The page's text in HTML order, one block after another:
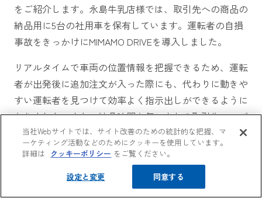
をご紹介します。永島牛乳店様では、取引先への商品の
納品用に5台の社用車を保有しています。運転者の自損
事故をきっかけにMIMAMO DRIVEを導入しました。
リアルタイムで車両の位置情報を把握できるため、運転
者が出発後に追加注文が入った際にも、代わりに動きや
すい運転者を見つけて効率よく指示出しができるように
なりました。また、納品時間を気にされる取引先へのご
案内もスムーズにできており、全体を通じて、管理者の
負担削減につながっています。
ガソリンスタンドの運営と燃料の卸販売、ビルメンテナ
ンス業を営む手塚商事様の事例をご紹介します。運転者
当社Webサイトでは、サイト改善のための統計的な把握、マ
ーケティング活動などのためにクッキーを使用しています。
詳細は
クッキーポリシー をご覧ください。
設定と変更 同意する